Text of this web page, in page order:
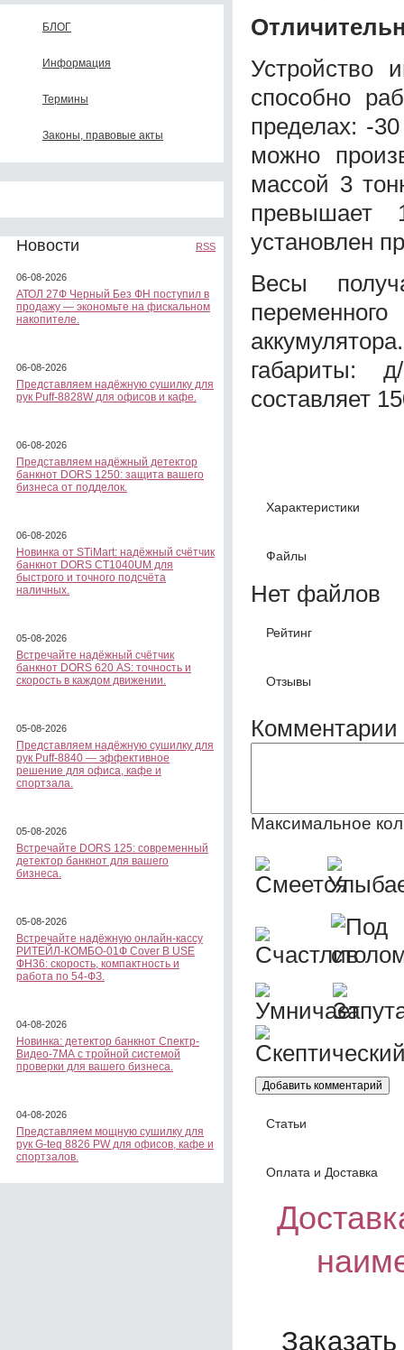
БЛОГ
Информация
Термины
Законы, правовые акты
Новости RSS
06-08-2026
АТОЛ 27Ф Черный Без ФН поступил в
продажу — экономьте на фискальном
накопителе.
06-08-2026
Представляем надёжную сушилку для
рук Puff-8828W для офисов и кафе.
06-08-2026
Представляем надёжный детектор
банкнот DORS 1250: защита вашего
бизнеса от подделок.
06-08-2026
Новинка от STiMart: надёжный счётчик
банкнот DORS CT1040UM для
быстрого и точного подсчёта
наличных.
05-08-2026
Встречайте надёжный счётчик
банкнот DORS 620 АS: точность и
скорость в каждом движении.
05-08-2026
Представляем надёжную сушилку для
рук Puff-8840 — эффективное
решение для офиса, кафе и
спортзала.
05-08-2026
Встречайте DORS 125: современный
детектор банкнот для вашего
бизнеса.
05-08-2026
Встречайте надёжную онлайн-кассу
РИТЕЙЛ-КОМБО-01Ф Cover B USE
ФН36: скорость, компактность и
работа по 54-ФЗ.
04-08-2026
Новинка: детектор банкнот Спектр-
Видео-7МА с тройной системой
проверки для вашего бизнеса.
04-08-2026
Представляем мощную сушилку для
рук G-teq 8826 PW для офисов, кафе и
спортзалов.
Устройство
способно
пределах: -
можно
массой 3
превышает
установлен
Весы
габариты:
составляет
Характеристики
Файлы
Нет файлов
Рейтинг
Отзывы
Комментарии
Максимальное
Статьи
Оплата и Доставка